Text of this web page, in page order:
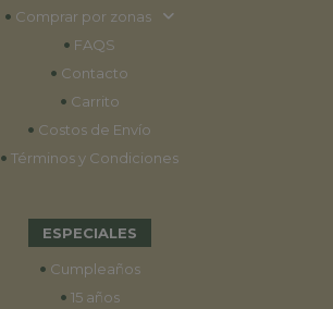
• Comprar por zonas
• FAQS
• Contacto
• Carrito
• Costos de Envío
• Términos y Condiciones
ESPECIALES
• Cumpleaños
• 15 años